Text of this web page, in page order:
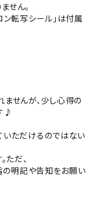
せん。
ン転写シール」は付属
せんが、少し心得の
♪
いただけるのではない
ただ、
明記や告知をお願い